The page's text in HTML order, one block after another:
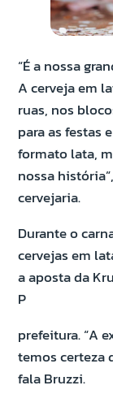
“É a nossa
A cerveja em
ruas, nos
para as festas
formato lata,
nossa
cervejaria.
Durante o
cervejas em
a aposta da
P
prefeitura. “A
temos certeza
fala Bruzzi.